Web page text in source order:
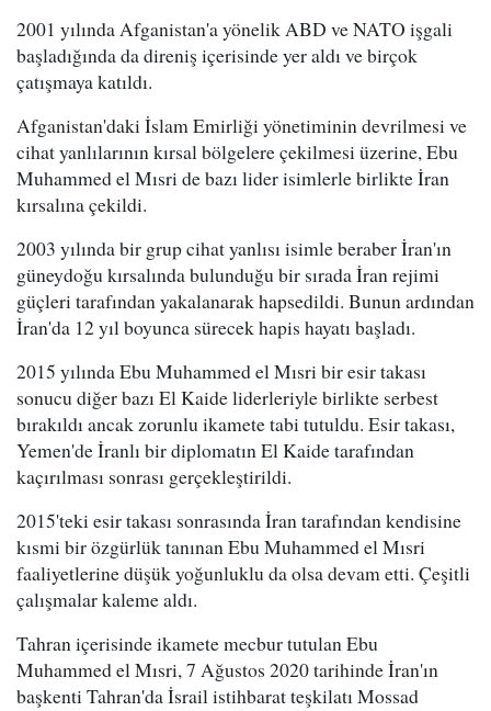
2001 yılında Afganistan'a yönelik ABD ve NATO işgali
başladığında da direniş içerisinde yer aldı ve birçok
çatışmaya katıldı.
Afganistan'daki İslam Emirliği yönetiminin devrilmesi ve
cihat yanlılarının kırsal bölgelere çekilmesi üzerine, Ebu
Muhammed el Mısri de bazı lider isimlerle birlikte İran
kırsalına çekildi.
2003 yılında bir grup cihat yanlısı isimle beraber İran'ın
güneydoğu kırsalında bulunduğu bir sırada İran rejimi
güçleri tarafından yakalanarak hapsedildi. Bunun ardından
İran'da 12 yıl boyunca sürecek hapis hayatı başladı.
2015 yılında Ebu Muhammed el Mısri bir esir takası
sonucu diğer bazı El Kaide liderleriyle birlikte serbest
bırakıldı ancak zorunlu ikamete tabi tutuldu. Esir takası,
Yemen'de İranlı bir diplomatın El Kaide tarafından
kaçırılması sonrası gerçekleştirildi.
2015'teki esir takası sonrasında İran tarafından kendisine
kısmi bir özgürlük tanınan Ebu Muhammed el Mısri
faaliyetlerine düşük yoğunluklu da olsa devam etti. Çeşitli
çalışmalar kaleme aldı.
Tahran içerisinde ikamete mecbur tutulan Ebu
Muhammed el Mısri, 7 Ağustos 2020 tarihinde İran'ın
başkenti Tahran'da İsrail istihbarat teşkilatı Mossad